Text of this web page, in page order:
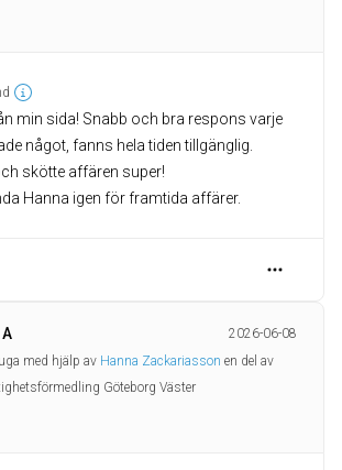
min sida! Snabb och bra respons varje
något, fanns hela tiden tillgänglig.
skötte affären super!
2026-06-08
med hjälp av Hanna Zackariasson en del av
Göteborg Väster